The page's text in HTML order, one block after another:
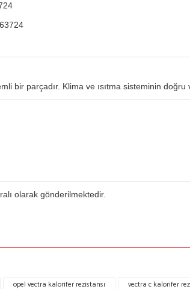
bir parçadır. Klima ve ısıtma sisteminin doğru
olarak gönderilmektedir.
gördüğünüz noktaları öneri formunu kullanarak
opel vectra kalorifer rezistansı vectra c kalorifer